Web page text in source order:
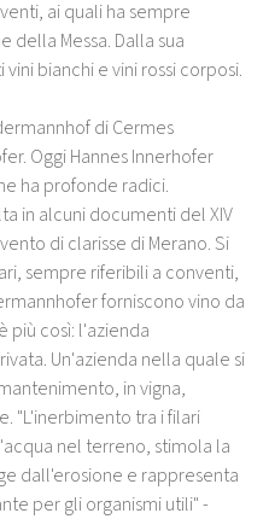
ai quali ha sempre
Messa. Dalla sua
bianchi e vini rossi corposi.
di Cermes
Oggi Hannes Innerhofer
ha profonde radici.
in alcuni documenti del XIV
di clarisse di Merano. Si
sempre riferibili a conventi,
forniscono vino da
più così: l'azienda
Un'azienda nella quale si
in vigna,
"L'inerbimento tra i filari
nel terreno, stimola la
dall'erosione e rappresenta
per gli organismi utili" -